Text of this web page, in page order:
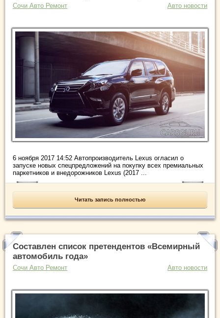
Сочи Авто Ремонт Авто новости
6 ноября 2017 14:52 Автопроизводитель Lexus огласил о
запуске новых спецпредложений на покупку всех премиальных
паркетников и внедорожников Lexus (2017 ...
Читать запись полностью
Составлен список претендентов «Всемирный
автомобиль года»
Сочи Авто Ремонт Авто новости